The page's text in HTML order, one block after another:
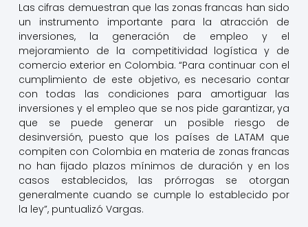
Las cifras demuestran que las zonas francas han sido
un instrumento importante para la atracción de
inversiones, la generación de empleo y el
mejoramiento de la competitividad logística y de
comercio exterior en Colombia. “Para continuar con el
cumplimiento de este objetivo, es necesario contar
con todas las condiciones para amortiguar las
inversiones y el empleo que se nos pide garantizar, ya
que se puede generar un posible riesgo de
desinversión, puesto que los países de LATAM que
compiten con Colombia en materia de zonas francas
no han fijado plazos mínimos de duración y en los
casos establecidos, las prórrogas se otorgan
generalmente cuando se cumple lo establecido por
la ley”, puntualizó Vargas.